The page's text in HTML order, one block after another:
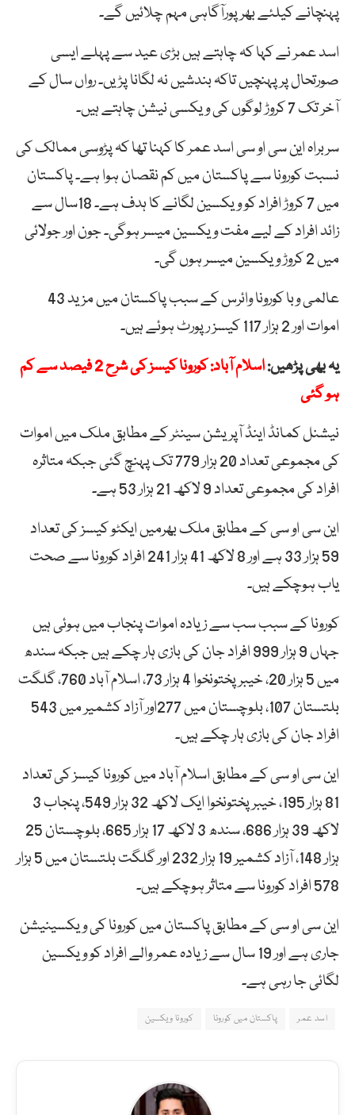
پہنچانے کیلئے بھرپورآگاہی مہم چلائیں گے۔
اسد عمر نے کہا کہ چاہتے ہیں بڑی عید سے پہلے ایسی
صورتحال پر پہنچیں تاکہ بندشیں نہ لگانا پڑیں۔ رواں سال کے
آخر تک 7 کروڑ لوگوں کی ویکسی نیشن چاہتے ہیں۔
سربراہ این سی او سی اسد عمر کا کہنا تھا کہ پڑوسی ممالک کی
نسبت کورونا سے پاکستان میں کم نقصان ہوا ہے۔ پاکستان
میں 7 کروڑ افراد کو ویکسین لگانے کا ہدف ہے۔ 18سال سے
زائد افراد کے لیے مفت ویکسین میسر ہوگی۔ جون اور جولائی
میں 2 کروڑ ویکسین میسر ہوں گی۔
عالمی وبا کورونا وائرس کے سبب پاکستان میں مزید 43
اموات اور 2 ہزار 117 کیسز رپورٹ ہوئے ہیں۔
یہ بھی پڑھیں:
اسلام آباد: کورونا کیسز کی شرح 2 فیصد سے کم
ہو گئی
نیشنل کمانڈ اینڈ آپریشن سینٹر کے مطابق ملک میں اموات
کی مجموعی تعداد 20 ہزار 779 تک پہنچ گئی جبکہ متاثرہ
افراد کی مجموعی تعداد 9 لاکھ 21 ہزار 53 ہے۔
این سی او سی کے مطابق ملک بھرمیں ایکٹو کیسز کی تعداد
59 ہزار 33 ہے اور 8 لاکھ 41 ہزار 241 افراد کورونا سے صحت
یاب ہوچکے ہیں۔
کورونا کے سبب سب سے زیادہ اموات پنجاب میں ہوئی ہیں
جہاں 9 ہزار 999 افراد جان کی بازی ہار چکے ہیں جبکہ سندھ
میں 5 ہزار 20، خیبرپختونخوا 4 ہزار 73، اسلام آباد 760، گلگت
بلتستان 107، بلوچستان میں 277اور آزاد کشمیر میں 543
افراد جان کی بازی ہار چکے ہیں۔
این سی او سی کے مطابق اسلام آباد میں کورونا کیسز کی تعداد
81 ہزار 195، خیبرپختونخوا ایک لاکھ 32 ہزار 549، پنجاب 3
لاکھ 39 ہزار 686، سندھ 3 لاکھ 17 ہزار 665، بلوچستان 25
ہزار 148، آزاد کشمیر 19 ہزار 232 اور گلگت بلتستان میں 5 ہزار
578 افراد کورونا سے متاثر ہوچکے ہیں۔
این سی او سی کے مطابق پاکستان میں کورونا کی ویکسینیشن
جاری ہے اور 19 سال سے زیادہ عمر والے افراد کو ویکسین
لگائی جا رہی ہے۔
اسد عمر پاکستان میں کورونا کورونا ویکسین